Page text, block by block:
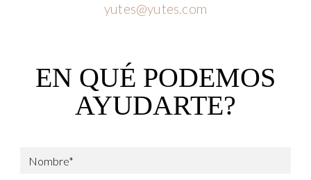
yutes@yutes.com
EN QUÉ PODEMOS
AYUDARTE?